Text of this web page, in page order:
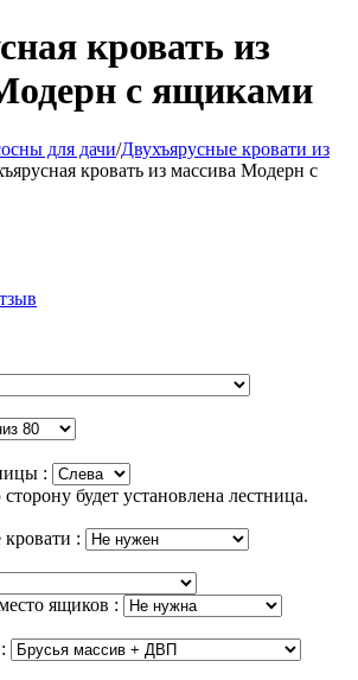
кровать из
с ящиками
для дачи/Двухъярусные кровати из
кровать из массива Модерн с
:
будет установлена лестница.
:
ящиков :